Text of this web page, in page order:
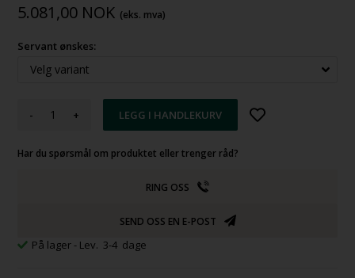
5.081,00 NOK (eks. mva)
Servant ønskes:
- +
Har du spørsmål om produktet eller trenger råd?
RING OSS
SEND OSS EN E-POST
På lager - Lev. 3-4 dage